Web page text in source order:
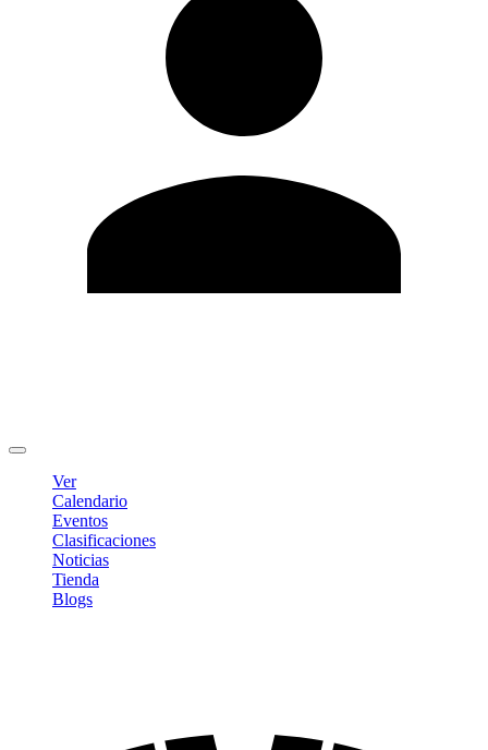
Ver
Calendario
Eventos
Clasificaciones
Noticias
Tienda
Blogs